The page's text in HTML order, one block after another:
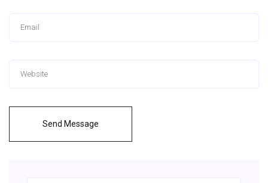
Send Message